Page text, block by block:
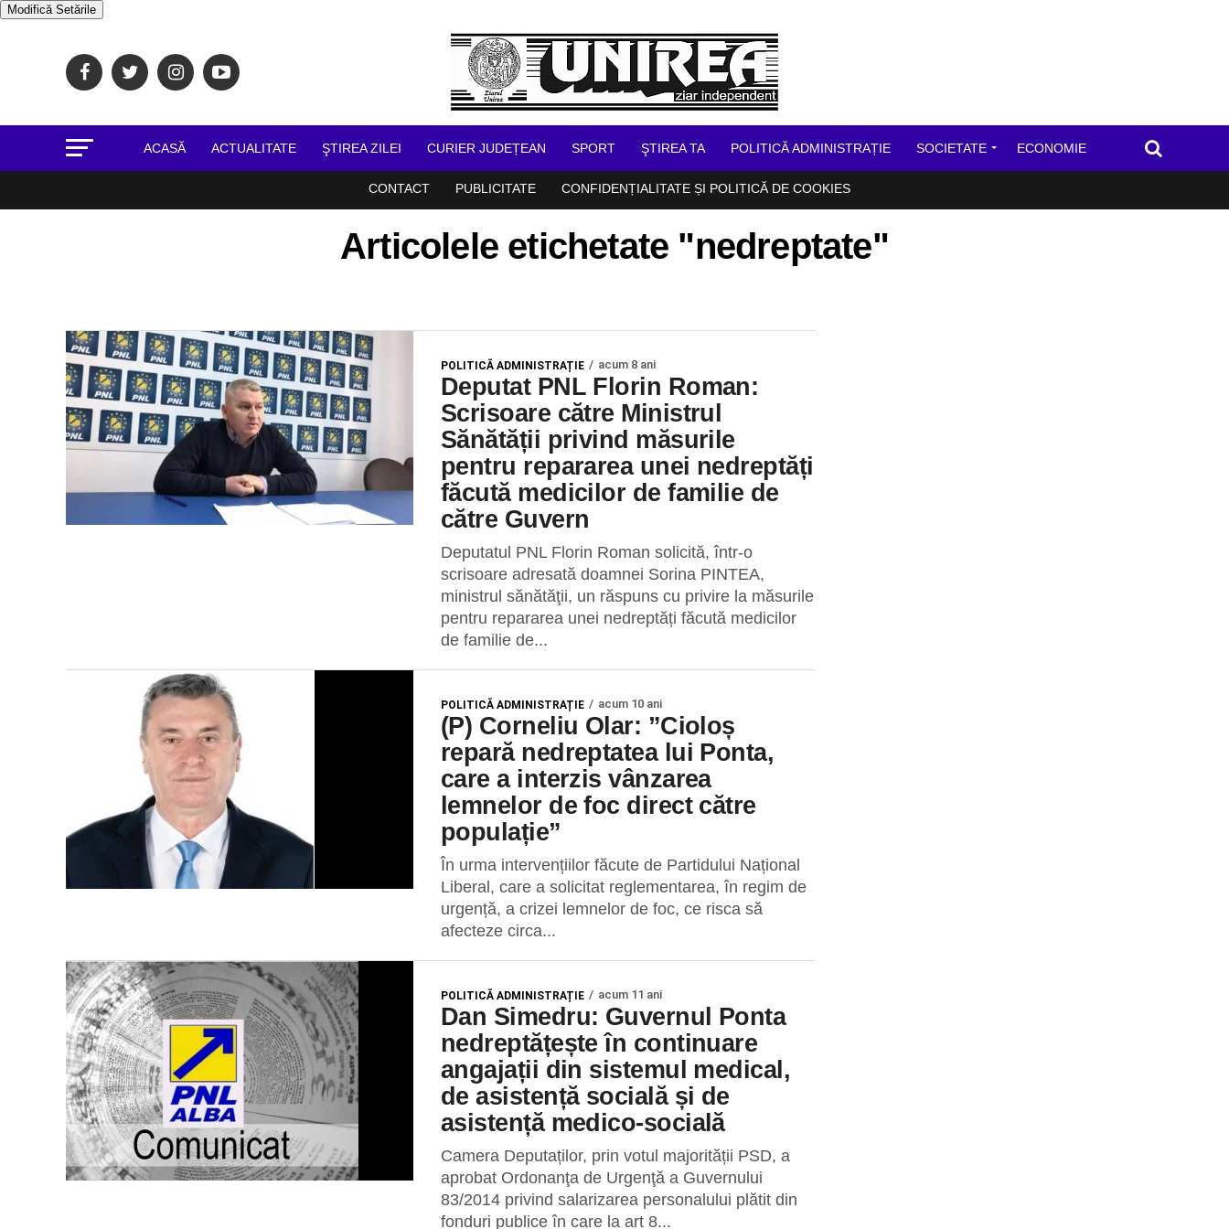
Modifică Setările
ACASĂ ACTUALITATE ŞTIREA ZILEI CURIER JUDEȚEAN SPORT ŞTIREA TA POLITICĂ ADMINISTRAȚIE SOCIETATE ECONOMIE
CONTACT PUBLICITATE CONFIDENȚIALITATE ȘI POLITICĂ DE COOKIES
Articolele etichetate "nedreptate"
POLITICĂ ADMINISTRAȚIE acum 8 ani
Deputat PNL Florin Roman:
Scrisoare către Ministrul
Sănătății privind măsurile
pentru repararea unei nedreptăți
făcută medicilor de familie de
către Guvern
Deputatul PNL Florin Roman solicită, într-o
scrisoare adresată doamnei Sorina PINTEA,
ministrul sănătăţii, un răspuns cu privire la măsurile
pentru repararea unei nedreptăți făcută medicilor
de familie de...
POLITICĂ ADMINISTRAȚIE acum 10 ani
(P) Corneliu Olar: ”Cioloș
repară nedreptatea lui Ponta,
care a interzis vânzarea
lemnelor de foc direct către
populație”
În urma intervențiilor făcute de Partidului Național
Liberal, care a solicitat reglementarea, în regim de
urgență, a crizei lemnelor de foc, ce risca să
afecteze circa...
POLITICĂ ADMINISTRAȚIE acum 11 ani
Dan Simedru: Guvernul Ponta
nedreptățește în continuare
angajații din sistemul medical,
de asistență socială și de
asistență medico-socială
Camera Deputaților, prin votul majorității PSD, a
aprobat Ordonanţa de Urgenţă a Guvernului
83/2014 privind salarizarea personalului plătit din
fonduri publice în care la art 8...